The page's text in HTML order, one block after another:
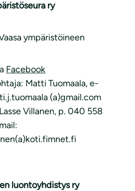
ry
ympäristöineen
Facebook
Matti Tuomaala, e-
(a)gmail.com
Villanen, p. 040 558
luontoyhdistys ry